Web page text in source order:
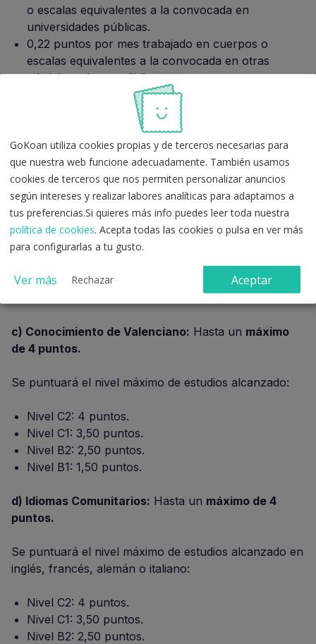
o escalas equivalentes a la convocada en
universidades públicas.
0,22 puntos por mes trabajado en cuerpos o
escalas equivalentes a la convocada en otras
administraciones públicas.
0,08 puntos por mes trabajado en cuerpos o
escalas del mismo sector e itinerario profesional de
b) Titulación Académica:Hasta un máximo de 4
puntos.
Se puntuará el nivel máximo de estudios alcanzado:
Máster oficial, Licenciatura o Grado: 4 puntos.
Grado Superior FP: 1 punto.
Bachillerato o Grado Medio FP: 0,5 puntos.
c) Conocimiento de Valenciano: Hasta un máximo
de 4 puntos.
Se puntuará el nivel máximo de estudios alcanzado:
Nivel C2: 4 puntos.
Nivel C1: 3,50 puntos.
Nivel B2: 2,50 puntos.
Nivel B1: 1,50 puntos.
d) Idiomas Comunitarios: Hasta un máximo de 4
puntos.
Se puntuará el nivel máximo de estudios alcanzado en
inglés, francés, alemán o italiano:
Nivel C2: 4 puntos.
Nivel C1: 3,50 puntos.
Nivel B2: 2,50 puntos.
GoKoan utiliza cookies propias y de terceros necesarias para
que nuestra web funcione adecuadamente. También usamos
cookies de terceros que nos permiten personalizar anuncios
según intereses y realizar labores analíticas para adaptarnos a
tus preferencias.Si quieres más info puedes leer toda nuestra
política de cookies. Acepta todas las cookies o pulsa en ver más
para configurarlas a tu gusto.
Ver más Rechazar Aceptar